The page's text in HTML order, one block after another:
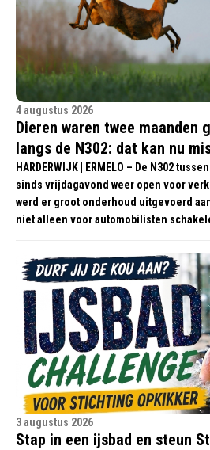
4 augustus 2026
Dieren waren twee maanden
langs de N302: dat kan nu
HARDERWIJK | ERMELO – De N302
sinds vrijdagavond weer open voor
werd er groot onderhoud uitgevoerd
niet alleen voor automobilisten
3 augustus 2026
Stap in een ijsbad en steun